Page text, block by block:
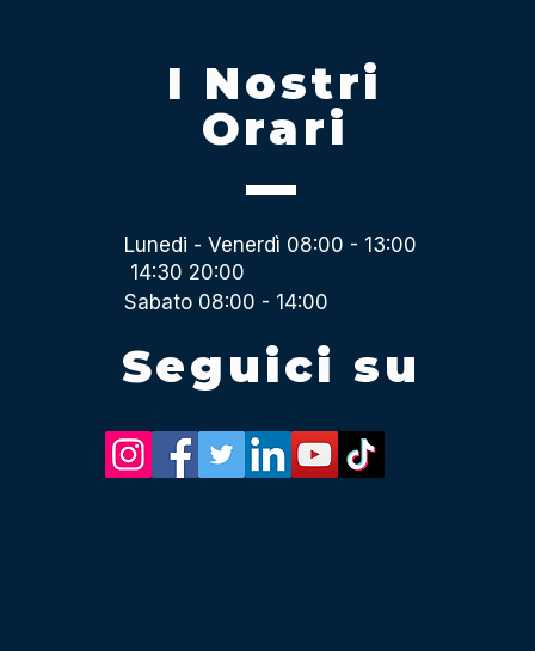
I Nostri
Orari
Lunedi - Venerdì 08:00 - 13:00
14:30 20:00
Sabato 08:00 - 14:00
Seguici su